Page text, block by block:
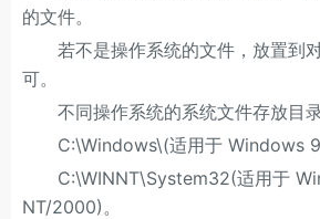
的文件。
若不是操作系统的文件，放置到
可。
不同操作系统的系统文件存放目录
C:\Windows\(适用于 Windows
C:\WINNT\System32(适用于
NT/2000)。